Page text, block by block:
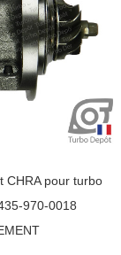
CHRA pour turbo
970-0018